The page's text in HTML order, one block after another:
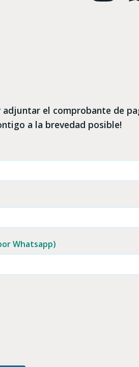
el comprobante de
a la brevedad posible!
Whatsapp)